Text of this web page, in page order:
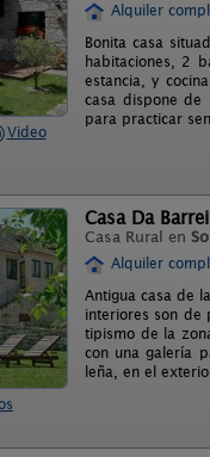
Video
Alquiler
Bonita casa
habitaciones, 2
estancia, y
casa dispone de
para practicar
Casa Da
Casa Rural en
Alquiler
Antigua casa de
interiores son de
tipismo de la
con una galería
leña, en el